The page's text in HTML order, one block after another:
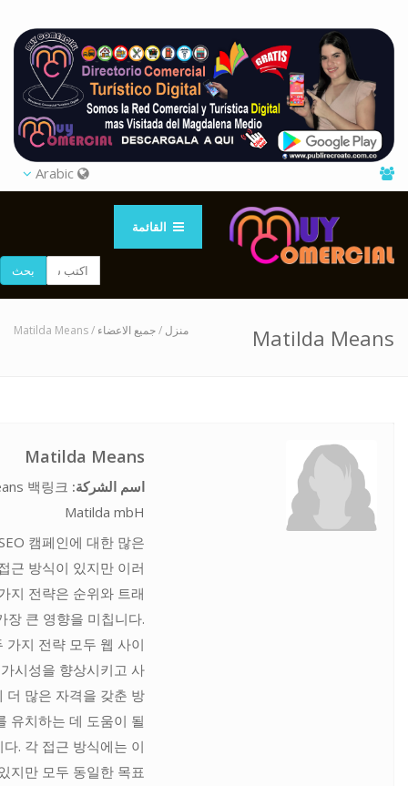
القائمة
بحث
Matilda Means منزل /جميع الاعضاء / Matilda Means
Matilda Means
اسم الشركة: 백링크
Matilda mbH
캠페인에 대한 많은
근 방식이 있지만 이러
지 전략은 순위와 트래
장 큰 영향을 미칩니다.
가지 전략 모두 웹 사이
시성을 향상시키고 사
더 많은 자격을 갖춘 방
유치하는 데 도움이 될
다. 각 접근 방식에는 이
지만 모두 동일한 목표